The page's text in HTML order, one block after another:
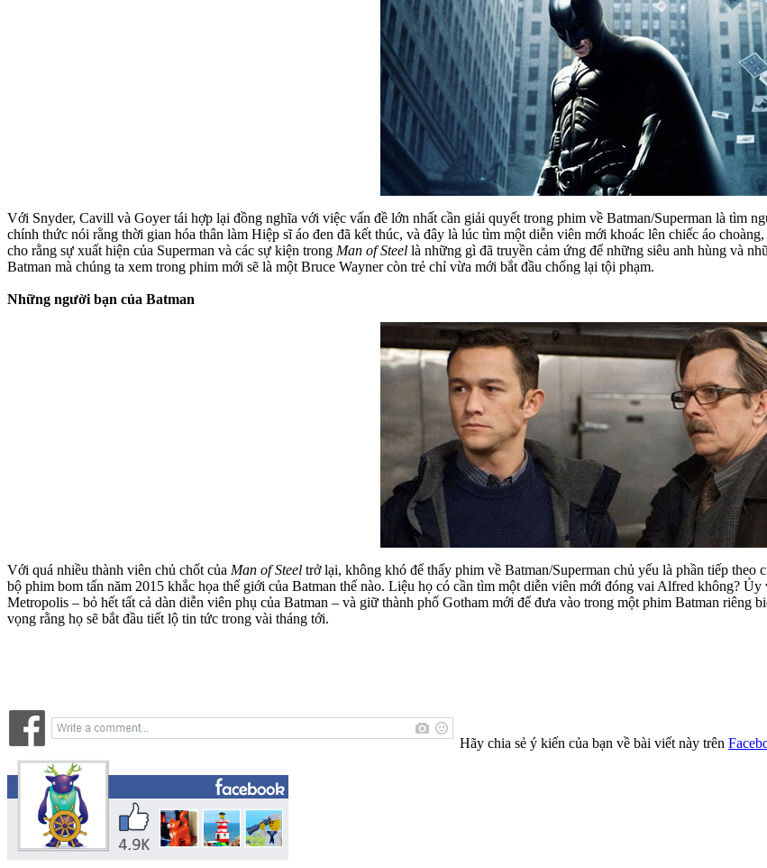
Với Snyder, Cavill và Goyer tái hợp lại đồng nghĩa với việc vấn đề lớn nhất cần giải quyết trong phim về Batman/Superman là tìm
chính thức nói rằng thời gian hóa thân làm Hiệp sĩ áo đen đã kết thúc, và đây là lúc tìm một diễn viên mới khoác lên chiếc áo
cho rằng sự xuất hiện của Superman và các sự kiện trong Man of Steel là những gì đã truyền cảm ứng để những siêu anh hùng và
Batman mà chúng ta xem trong phim mới sẽ là một Bruce Wayner còn trẻ chỉ vừa mới bắt đầu chống lại tội phạm.
Những người bạn của Batman
Với quá nhiều thành viên chủ chốt của Man of Steel trở lại, không khó để thấy phim về Batman/Superman chủ yếu là phần tiếp theo
bộ phim bom tấn năm 2015 khắc họa thế giới của Batman thế nào. Liệu họ có cần tìm một diễn viên mới đóng vai Alfred không?
Metropolis – bỏ hết tất cả dàn diễn viên phụ của Batman – và giữ thành phố Gotham mới để đưa vào trong một phim Batman riêng
vọng rằng họ sẽ bắt đầu tiết lộ tin tức trong vài tháng tới.
Hãy chia sẻ ý kiến của bạn về bài viết này trên